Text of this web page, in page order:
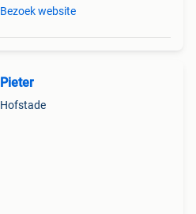
Bezoek website
Pieter
Hofstade